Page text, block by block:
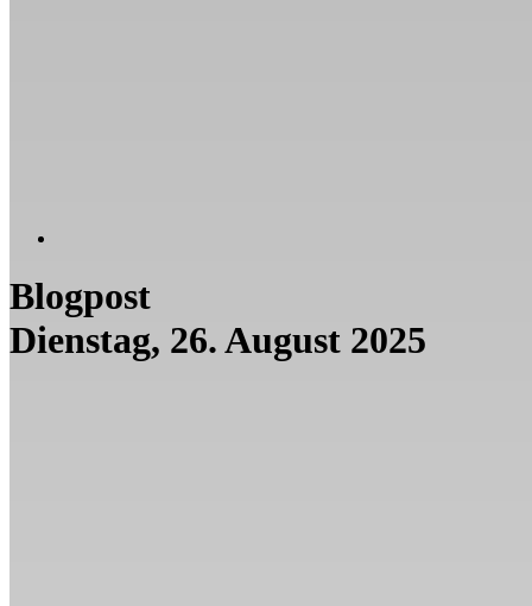
Blogpost
Dienstag, 26. August 2025